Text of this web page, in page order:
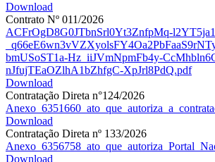
Download
Contrato Nº 011/2026
ACFrOgD8G0JTbnSrl0Yt3ZnfpMq-
bmUSoST1a-Hz_iiJVmNpmFb4y-
nJfujTEaOZlhA1bZhfgC-XpJrl8PdQ.pdf
Download
Contratação Direta n°124/2026
Download
Contratação Direta nº 133/2026
Download